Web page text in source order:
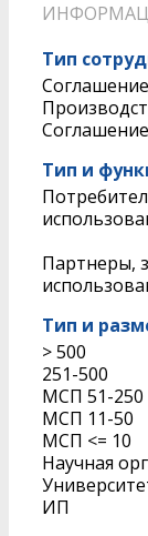
Тип
Соглашение
Тип и
Партнеры,
Тип и
> 500
251-500
МСП 51-250
МСП 11-50
МСП <= 10
Научная
ИП